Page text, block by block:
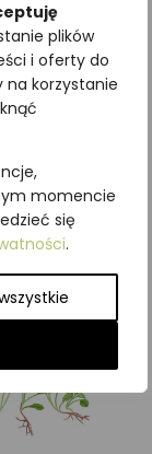
plików
i oferty do
na korzystanie
momencie
się
.
ostatnich 30